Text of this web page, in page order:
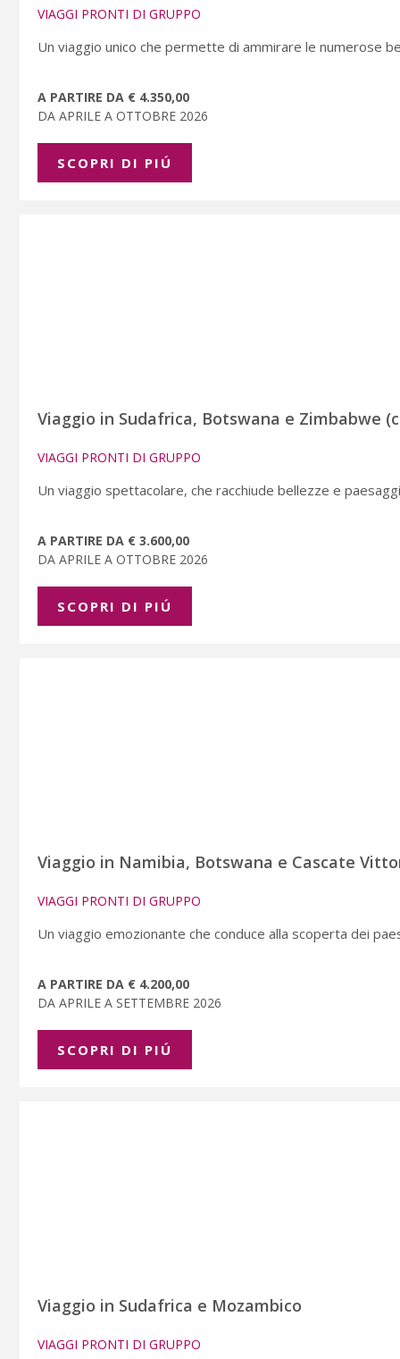
VIAGGI PRONTI DI GRUPPO
Un viaggio unico che permette di ammirare le numerose
A PARTIRE DA € 4.350,00
DA APRILE A OTTOBRE 2026
SCOPRI DI PIÚ
Viaggio in Sudafrica, Botswana e Zimbabwe
VIAGGI PRONTI DI GRUPPO
Un viaggio spettacolare, che racchiude bellezze e
A PARTIRE DA € 3.600,00
DA APRILE A OTTOBRE 2026
SCOPRI DI PIÚ
Viaggio in Namibia, Botswana e Cascate
VIAGGI PRONTI DI GRUPPO
Un viaggio emozionante che conduce alla scoperta dei
A PARTIRE DA € 4.200,00
DA APRILE A SETTEMBRE 2026
SCOPRI DI PIÚ
Viaggio in Sudafrica e Mozambico
VIAGGI PRONTI DI GRUPPO